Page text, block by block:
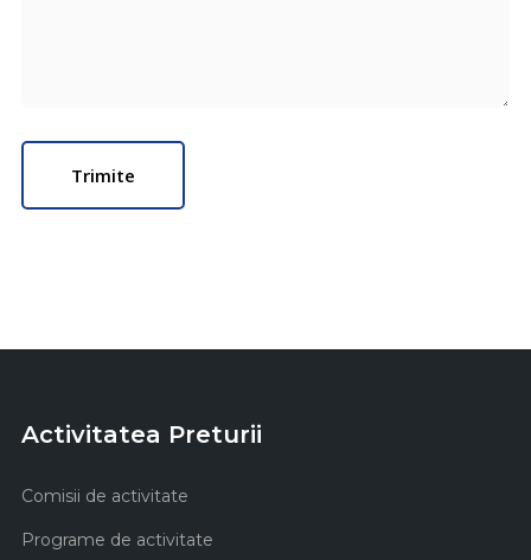
Activitatea Preturii
Comisii de activitate
Programe de activitate